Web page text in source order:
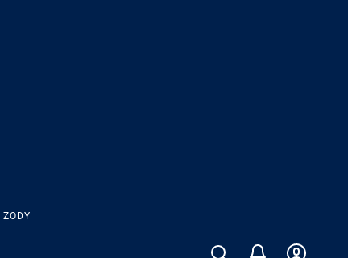
ZODY